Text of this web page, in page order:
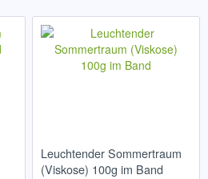
Leuchtender Sommertraum
(Viskose) 100g im Band